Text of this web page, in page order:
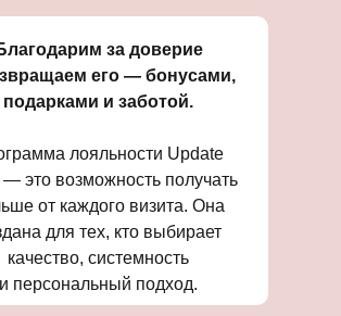
за доверие
его — бонусами,
подарками и заботой.
лояльности Update
это возможность получать
от каждого визита. Она
для тех, кто выбирает
качество, системность
и персональный подход.